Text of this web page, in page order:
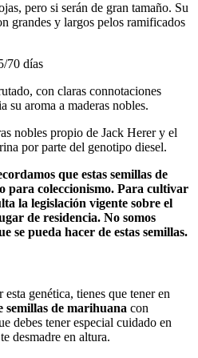
pero si serán de gran tamaño. Su
grandes y largos pelos ramificados
70 días
con claras connotaciones
su aroma a maderas nobles.
nobles propio de Jack Herer y el
por parte del genotipo diesel.
que estas semillas de
para coleccionismo. Para cultivar
la legislación vigente sobre el
de residencia. No somos
se pueda hacer de estas semillas.
genética, tienes que tener en
semillas de marihuana con
debes tener especial cuidado en
desmadre en altura.